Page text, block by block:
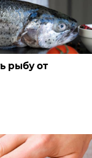
рыбу от